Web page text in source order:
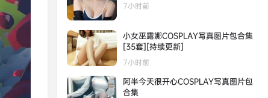
7小时前
小女巫露娜COSPLAY写真图片包合集
[35套][持续更新]
7小时前
阿半今天很开心COSPLAY写真图片包
合集